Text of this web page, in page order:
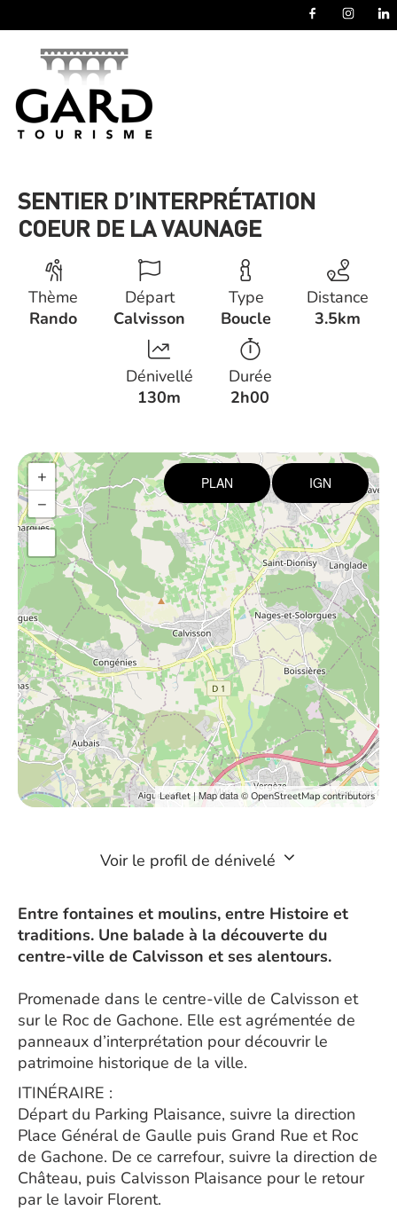
SENTIER D’INTERPRÉTATION
COEUR DE LA VAUNAGE
Thème
Rando
Départ
Calvisson
Type
Boucle
Distance
3.5km
Dénivellé
130m
Durée
2h00
+
−
PLAN IGN
Leaflet | Map data © OpenStreetMap contributors
Voir le profil de dénivelé
Entre fontaines et moulins, entre Histoire et
traditions. Une balade à la découverte du
centre-ville de Calvisson et ses alentours.
Promenade dans le centre-ville de Calvisson et
sur le Roc de Gachone. Elle est agrémentée de
panneaux d’interprétation pour découvrir le
patrimoine historique de la ville.
ITINÉRAIRE :
Départ du Parking Plaisance, suivre la direction
Place Général de Gaulle puis Grand Rue et Roc
de Gachone. De ce carrefour, suivre la direction de
Château, puis Calvisson Plaisance pour le retour
par le lavoir Florent.